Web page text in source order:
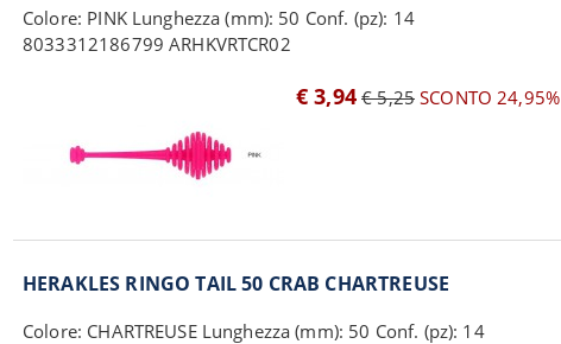
Colore: PINK Lunghezza (mm): 50 Conf. (pz): 14
8033312186799 ARHKVRTCR02
€ 3,94 € 5,25SCONTO 24,95%
HERAKLES RINGO TAIL 50 CRAB CHARTREUSE
Colore: CHARTREUSE Lunghezza (mm): 50 Conf. (pz): 14